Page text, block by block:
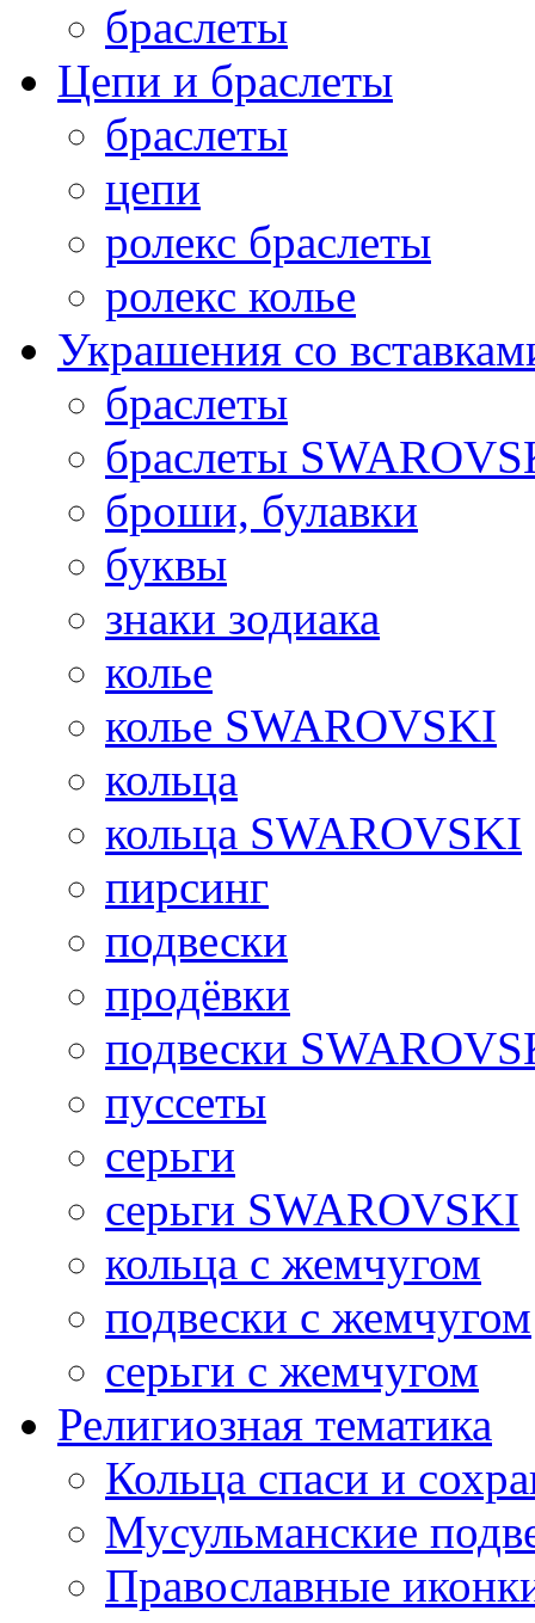
браслеты
Цепи и браслеты
браслеты
цепи
ролекс браслеты
ролекс колье
Украшения со
браслеты
браслеты
броши, булавки
буквы
знаки зодиака
колье
колье SWAROVSKI
кольца
кольца SWAROVSKI
пирсинг
подвески
продёвки
подвески
пуссеты
серьги
серьги SWAROVSKI
кольца с жемчугом
подвески с жемчугом
серьги с жемчугом
Религиозная тематика
Кольца спаси и
Мусульманские
Православные